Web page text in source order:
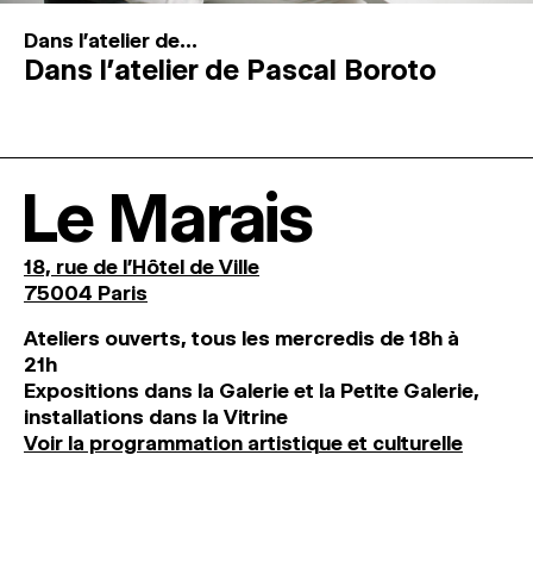
Dans l'atelier de...
Dans l’atelier de Pascal Boroto
Le Marais
18, rue de l'Hôtel de Ville
75004 Paris
Ateliers ouverts, tous les mercredis de 18h à
21h
Expositions dans la Galerie et la Petite Galerie,
installations dans la Vitrine
Voir la programmation artistique et culturelle